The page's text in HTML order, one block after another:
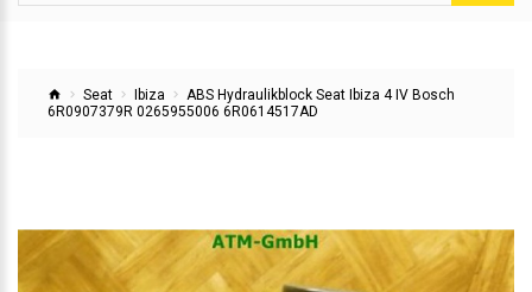
Seat Ibiza
ABS Hydraulikblock Seat Ibiza 4 IV Bosch
6R0907379R 0265955006 6R0614517AD